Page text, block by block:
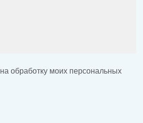
на обработку моих персональных